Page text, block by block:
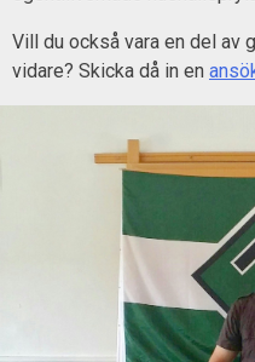
Vill du också vara en del av
vidare? Skicka då in en